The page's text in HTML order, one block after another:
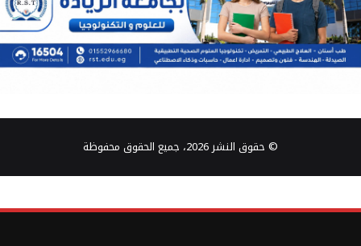
© حقوق النشر 2026، جميع الحقوق محفوظة